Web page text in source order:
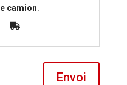
le camion.
Envoi